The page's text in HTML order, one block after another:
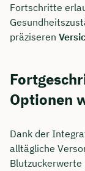
Fortschritte
präziseren
Optionen
Dank der
alltägliche
Blutzuckerwerte